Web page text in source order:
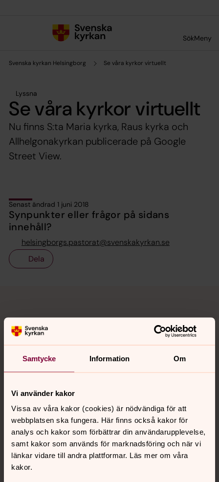
Samtycke Information Om
Vi använder kakor
Vissa av våra kakor (cookies) är nödvändiga för att
webbplatsen ska fungera. Här finns också kakor för
analys och kakor som förbättrar din användarupplevelse,
samt kakor som används för marknadsföring och när vi
länkar vidare till andra plattformar. Läs mer om våra
kakor.
SökMeny
Svenska kyrkan Helsingborg Se våra kyrkor virtuellt
Lyssna
Se våra kyrkor virtuellt
Nu finns S:ta Maria kyrka, Raus kyrka och
Allhelgonakyrkan publicerade på Google
Street View.
Senast ändrad 1 juni 2018
Synpunkter eller frågor på sidans
innehåll?
helsingborgs.pastorat@svenskakyrkan.se
Dela
Kontakt
Kalender
Hitta snabbt
Sociala kanaler